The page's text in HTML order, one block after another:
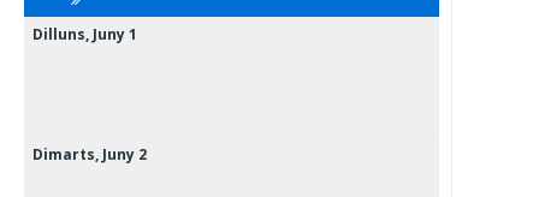
Dilluns, Juny1
Dimarts, Juny 2